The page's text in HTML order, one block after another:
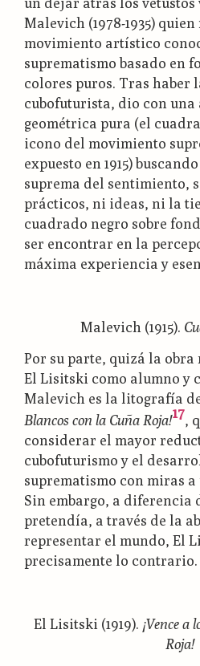
Malevich (1978-1935) quien
movimiento artístico
suprematismo basado en
colores puros. Tras haber
cubofuturista, dio con una
geométrica pura (el
icono del movimiento
expuesto en 1915)
suprema del sentimiento,
prácticos, ni ideas, ni la
cuadrado negro sobre
ser encontrar en la
máxima experiencia y
Malevich (1915).
Por su parte, quizá la obra
El Lisitski como alumno y
Malevich es la litografía de
Blancos con la Cuña Roja!17,
considerar el mayor
cubofuturismo y el
suprematismo con miras
Sin embargo, a diferencia
pretendía, a través de la
representar el mundo, El
precisamente lo contrario.
El Lisitski (1919). ¡Vence a
Roja!